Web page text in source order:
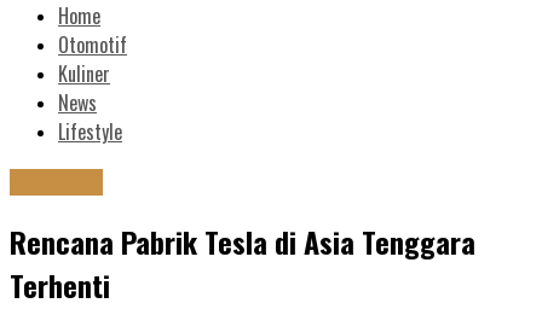
Home
Otomotif
Kuliner
News
Lifestyle
Rencana Pabrik Tesla di Asia Tenggara
Terhenti